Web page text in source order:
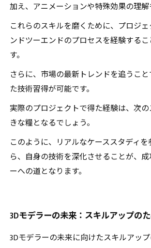
加え、アニメーションや特殊効果の理解
これらのスキルを磨くために、プロジ
ンドツーエンドのプロセスを経験する
す。
さらに、市場の最新トレンドを追うこ
た技術習得が可能です。
実際のプロジェクトで得た経験は、次
きな糧となるでしょう。
このように、リアルなケーススタディ
ら、自身の技術を深化させることが、
ーへの道となります。
3Dモデラーの未来：スキルアップの
3Dモデラーの未来に向けたスキルアッ